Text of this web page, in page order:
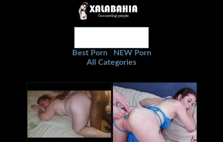
Best Porn
NEW Porn
All Categories